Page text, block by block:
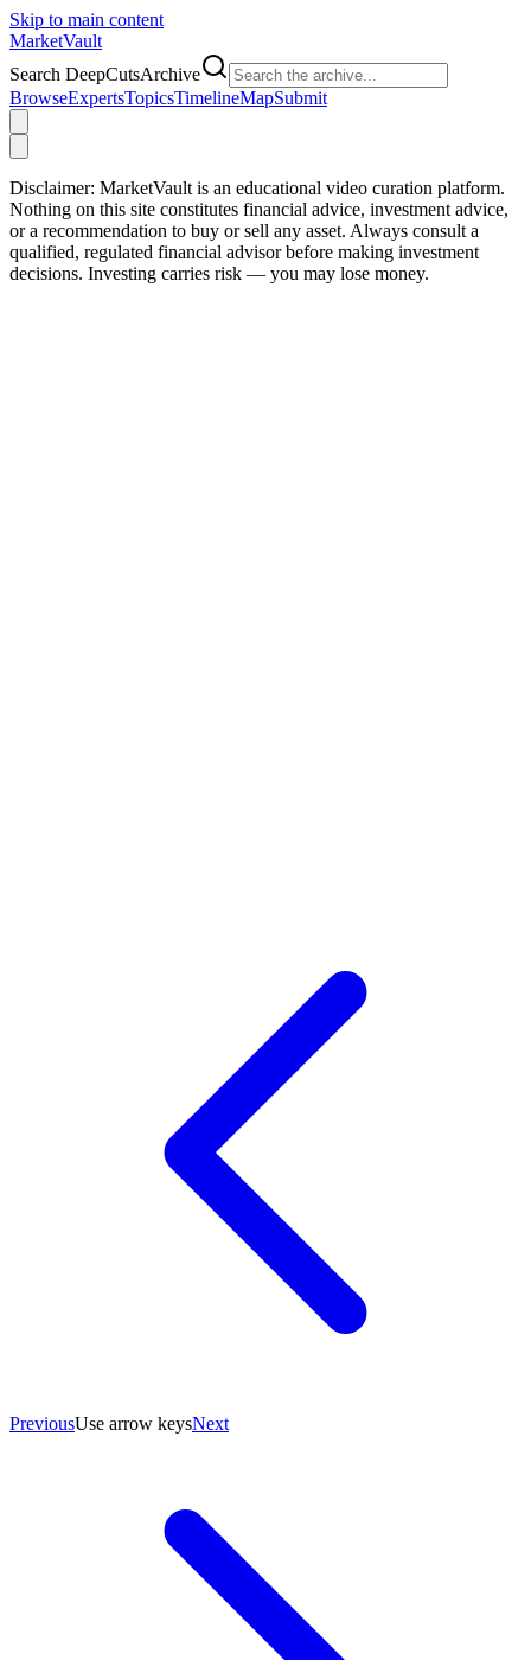
Skip to main content
MarketVault
Search DeepCutsArchive
BrowseExpertsTopicsTimelineMapSubmit
Disclaimer: MarketVault is an educational video curation platform.
Nothing on this site constitutes financial advice, investment advice,
or a recommendation to buy or sell any asset. Always consult a
qualified, regulated financial advisor before making investment
decisions. Investing carries risk — you may lose money.
PreviousUse arrow keysNext